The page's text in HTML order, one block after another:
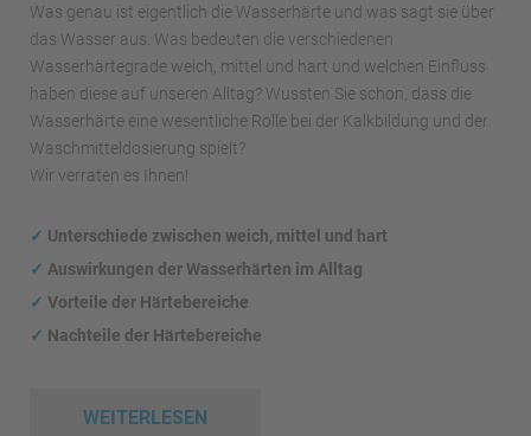
Was genau ist eigentlich die Wasserhärte und was sagt sie über
das Wasser aus. Was bedeuten die verschiedenen
Wasserhärtegrade weich, mittel und hart und welchen Einfluss
haben diese auf unseren Alltag? Wussten Sie schon, dass die
Wasserhärte eine wesentliche Rolle bei der Kalkbildung und der
Waschmitteldosierung spielt?
Wir verraten es Ihnen!
✓ Unterschiede zwischen weich, mittel und hart
✓ Auswirkungen der Wasserhärten im Alltag
✓ Vorteile der Härtebereiche
✓ Nachteile der Härtebereiche
WEITERLESEN